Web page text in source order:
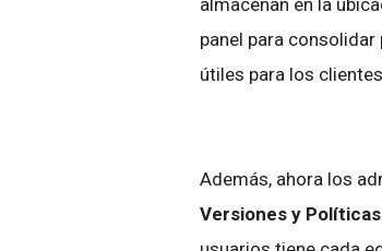
panel para consolidar
útiles para los
Además, ahora los
Versiones y